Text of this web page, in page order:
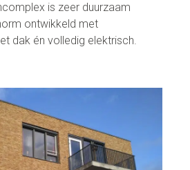
is zeer duurzaam
ontwikkeld met
dak én volledig elektrisch.